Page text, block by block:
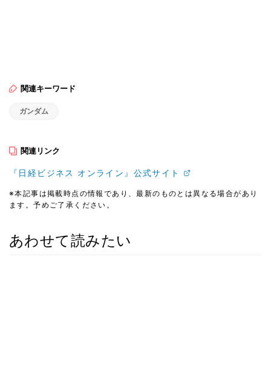
関連キーワード
ガンダム
関連リンク
『日経ビジネス オンライン』公式サイト
※本記事は掲載時点の情報であり、最新のものとは異なる場合があり
ます。予めご了承ください。
あわせて読みたい